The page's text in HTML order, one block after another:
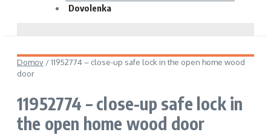
Dovolenka
Domov /11952774 – close-up safe lock in the open home wood
door
11952774 – close-up safe lock in
the open home wood door